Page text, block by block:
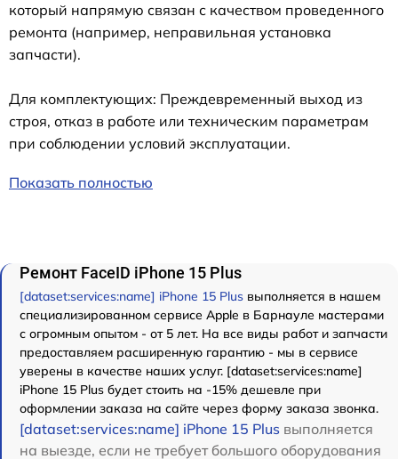
который напрямую связан с качеством проведенного
ремонта (например, неправильная установка
запчасти).
Для комплектующих: Преждевременный выход из
строя, отказ в работе или техническим параметрам
при соблюдении условий эксплуатации.
Показать полностью
Ремонт FaceID iPhone 15 Plus
[dataset:services:name] iPhone 15 Plus выполняется в нашем
специализированном сервисе Apple в Барнауле мастерами
с огромным опытом - от 5 лет. На все виды работ и запчасти
предоставляем расширенную гарантию - мы в сервисе
уверены в качестве наших услуг. [dataset:services:name]
iPhone 15 Plus будет стоить на -15% дешевле при
оформлении заказа на сайте через форму заказа звонка.
[dataset:services:name] iPhone 15 Plus выполняется
на выезде, если не требует большого оборудования